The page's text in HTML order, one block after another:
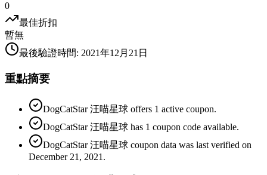
0
最佳折扣
暫無
最後驗證時間: 2021年12月21日
重點摘要
DogCatStar 汪喵星球 offers 1 active coupon.
DogCatStar 汪喵星球 has 1 coupon code available.
DogCatStar 汪喵星球 coupon data was last verified on
December 21, 2021.